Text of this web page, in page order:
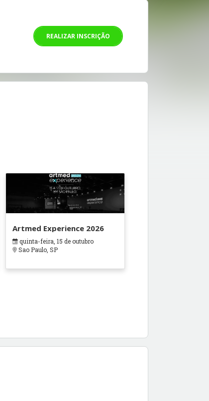
REALIZAR INSCRIÇÃO
Artmed Experience 2026
quinta-feira, 15 de outubro
Sao Paulo, SP